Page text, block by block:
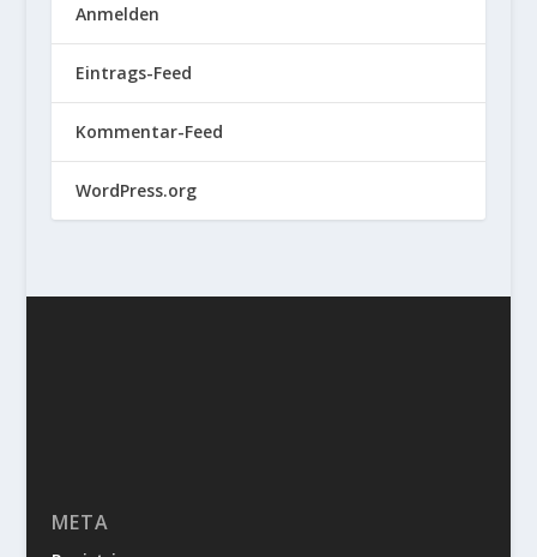
Anmelden
Eintrags-Feed
Kommentar-Feed
WordPress.org
META